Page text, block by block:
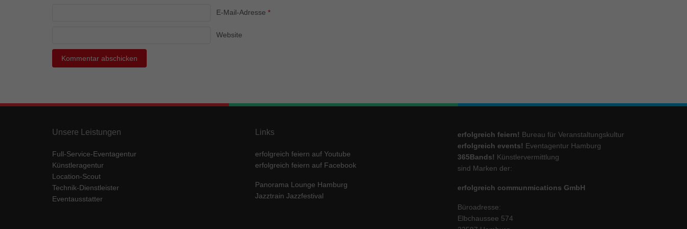
E-Mail-Adresse *
Website
Unsere Leistungen
Full-Service-Eventagentur
Künstleragentur
Location-Scout
Technik-Dienstleister
Eventausstatter
Links
erfolgreich feiern auf Youtube
erfolgreich feiern auf Facebook
Panorama Lounge Hamburg
Jazztrain Jazzfestival
erfolgreich feiern! Bureau für Veranstaltungskultur
erfolgreich events! Eventagentur Hamburg
365Bands! Künstlervermittlung
sind Marken der:
erfolgreich communmications GmbH
Büroadresse:
Elbchaussee 574
Cookie-Informationen anzeigen
Inhalte von Videoplattformen und Social-Media-Plattformen werden standardmäßig blockiert.
Wenn Cookies von externen Medien akzeptiert werden, bedarf der Zugriff auf diese Inhalte
keiner manuellen Einwilligung mehr.
Impressum